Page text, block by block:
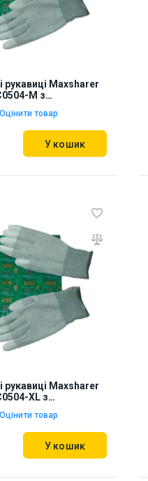
рукавиці Maxsharer
M з
покриттям
Оцінити товар
У кошик
Львів Київ
рукавиці Maxsharer
XL з
Оцінити товар
У кошик